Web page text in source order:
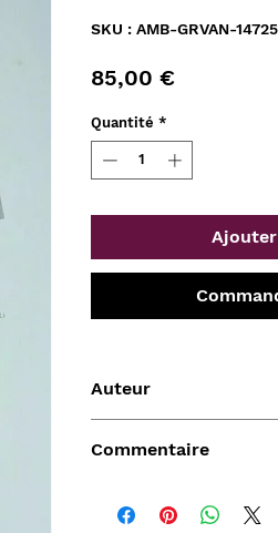
SKU : AMB-GRVAN-
85,00 €Prix
Quantité *
Auteur
Commentaire